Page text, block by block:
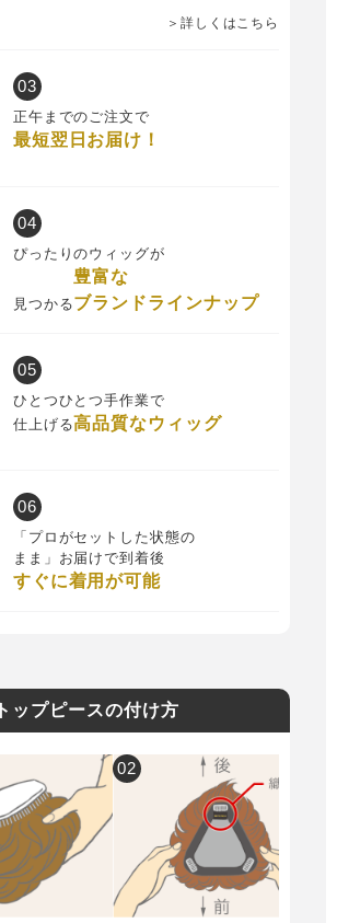
＞詳しくはこちら
正午までのご注文で
最短翌日お届け！
ぴったりのウィッグが
見つかる
豊富な
ブランドラインナップ
ひとつひとつ手作業で
仕上げる高品質なウィッグ
「プロがセットした状態の
まま」お届けで到着後
すぐに着用が可能
トップピースの付け方